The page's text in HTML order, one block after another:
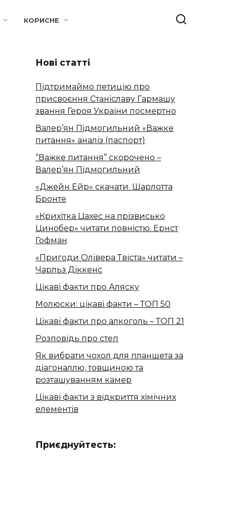
КОРИСНЕ
Нові статті
Підтримаймо петицію про
присвоєння Станіславу Гармашу
звання Героя України посмертно
Валер’ян Підмогильний «Важке
питання» аналіз (паспорт)
“Важке питання” скорочено –
Валер’ян Підмогильний
«Джейн Ейр» скачати. Шарлотта
Бронте
«Крихітка Цахес на прізвисько
Цинобер» читати повністю. Ернст
Гофман
«Пригоди Олівера Твіста» читати –
Чарльз Діккенс
Цікаві факти про Аляску
Молюски: цікаві факти – ТОП 50
Цікаві факти про алкоголь – ТОП 21
Розповідь про степ
Як вибрати чохол для планшета за
діагоналлю, товщиною та
розташуванням камер
Цікаві факти з відкриття хімічних
елементів
Приєднуйтесть: